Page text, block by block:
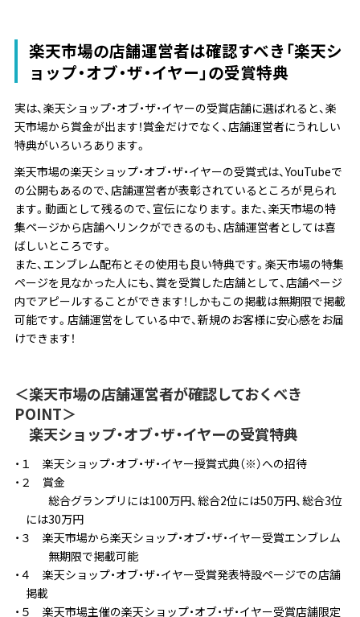
楽天市場の店舗運営者は確認すべき「楽天シ
ョップ・オブ・ザ・イヤー」の受賞特典
実は、楽天ショップ・オブ・ザ・イヤーの受賞店舗に選ばれると、楽
天市場から賞金が出ます！賞金だけでなく、店舗運営者にうれしい
特典がいろいろあります。
楽天市場の楽天ショップ・オブ・ザ・イヤーの受賞式は、YouTubeで
の公開もあるので、店舗運営者が表彰されているところが見られ
ます。動画として残るので、宣伝になります。また、楽天市場の特
集ページから店舗へリンクができるのも、店舗運営者としては喜
ばしいところです。
また、エンブレム配布とその使用も良い特典です。楽天市場の特集
ページを見なかった人にも、賞を受賞した店舗として、店舗ページ
内でアピールすることができます！しかもこの掲載は無期限で掲載
可能です。店舗運営をしている中で、新規のお客様に安心感をお届
けできます！
＜楽天市場の店舗運営者が確認しておくべき
POINT＞
楽天ショップ・オブ・ザ・イヤーの受賞特典
１ 楽天ショップ・オブ・ザ・イヤー授賞式典（※）への招待
２ 賞金
総合グランプリには100万円、総合2位には50万円、総合3位
には30万円
３ 楽天市場から楽天ショップ・オブ・ザ・イヤー受賞エンブレム
無期限で掲載可能
４ 楽天ショップ・オブ・ザ・イヤー受賞発表特設ページでの店舗
掲載
５ 楽天市場主催の楽天ショップ・オブ・ザ・イヤー受賞店舗限定